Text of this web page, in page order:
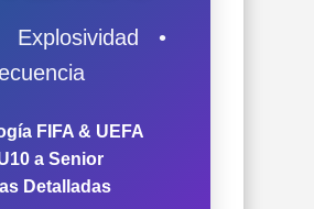
Explosividad •
FIFA & UEFA
a Senior
Detalladas